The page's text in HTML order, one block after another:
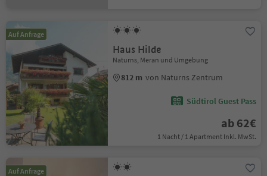
Auf Anfrage
Haus Hilde
Naturns, Meran und Umgebung
812 m von Naturns Zentrum
Südtirol Guest Pass
ab 62€
1 Nacht / 1 Apartment Inkl. MwSt.
Auf Anfrage